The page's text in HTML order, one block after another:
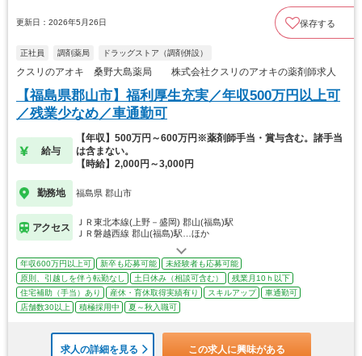
更新日：2026年5月26日 保存する
正社員 調剤薬局 ドラッグストア（調剤併設）
クスリのアオキ 桑野大島薬局 株式会社クスリのアオキの薬剤師求人
【福島県郡山市】福利厚生充実／年収500万円以上可
／残業少なめ／車通勤可
給与
【年収】500万円～600万円※薬剤師手当・賞与含む。諸手当
は含まない。
【時給】2,000円～3,000円
勤務地 福島県 郡山市
アクセス
ＪＲ東北本線(上野－盛岡) 郡山(福島)駅
ＪＲ磐越西線 郡山(福島)駅…ほか
年収600万円以上可 新卒も応募可能
未経験者も応募可能
原則、引越しを伴う転勤なし
土日休み（相談可含む）
残業月10ｈ以下
住宅補助（手当）あり
産休・育休取得実績有り スキルアップ
車通勤可
店舗数30以上
積極採用中 夏～秋入職可
求人の詳細を見る この求人に興味がある